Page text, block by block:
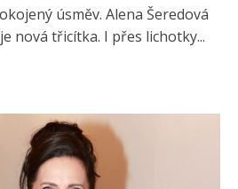
úsměv. Alena Šeredová
nová třicítka. I přes lichotky...